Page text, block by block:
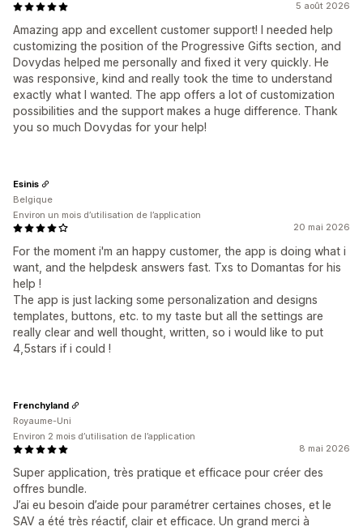
5 août 2026
Amazing app and excellent customer support! I needed help
customizing the position of the Progressive Gifts section, and
Dovydas helped me personally and fixed it very quickly. He
was responsive, kind and really took the time to understand
exactly what I wanted. The app offers a lot of customization
possibilities and the support makes a huge difference. Thank
you so much Dovydas for your help!
20 mai 2026
For the moment i'm an happy customer, the app is doing what i
want, and the helpdesk answers fast. Txs to Domantas for his
help !
The app is just lacking some personalization and designs
templates, buttons, etc. to my taste but all the settings are
really clear and well thought, written, so i would like to put
4,5stars if i could !
Esinis
Belgique
Environ un mois d’utilisation de l’application
8 mai 2026
Super application, très pratique et efficace pour créer des
offres bundle.
J’ai eu besoin d’aide pour paramétrer certaines choses, et le
SAV a été très réactif, clair et efficace. Un grand merci à
Frenchyland
Royaume-Uni
Environ 2 mois d’utilisation de l’application